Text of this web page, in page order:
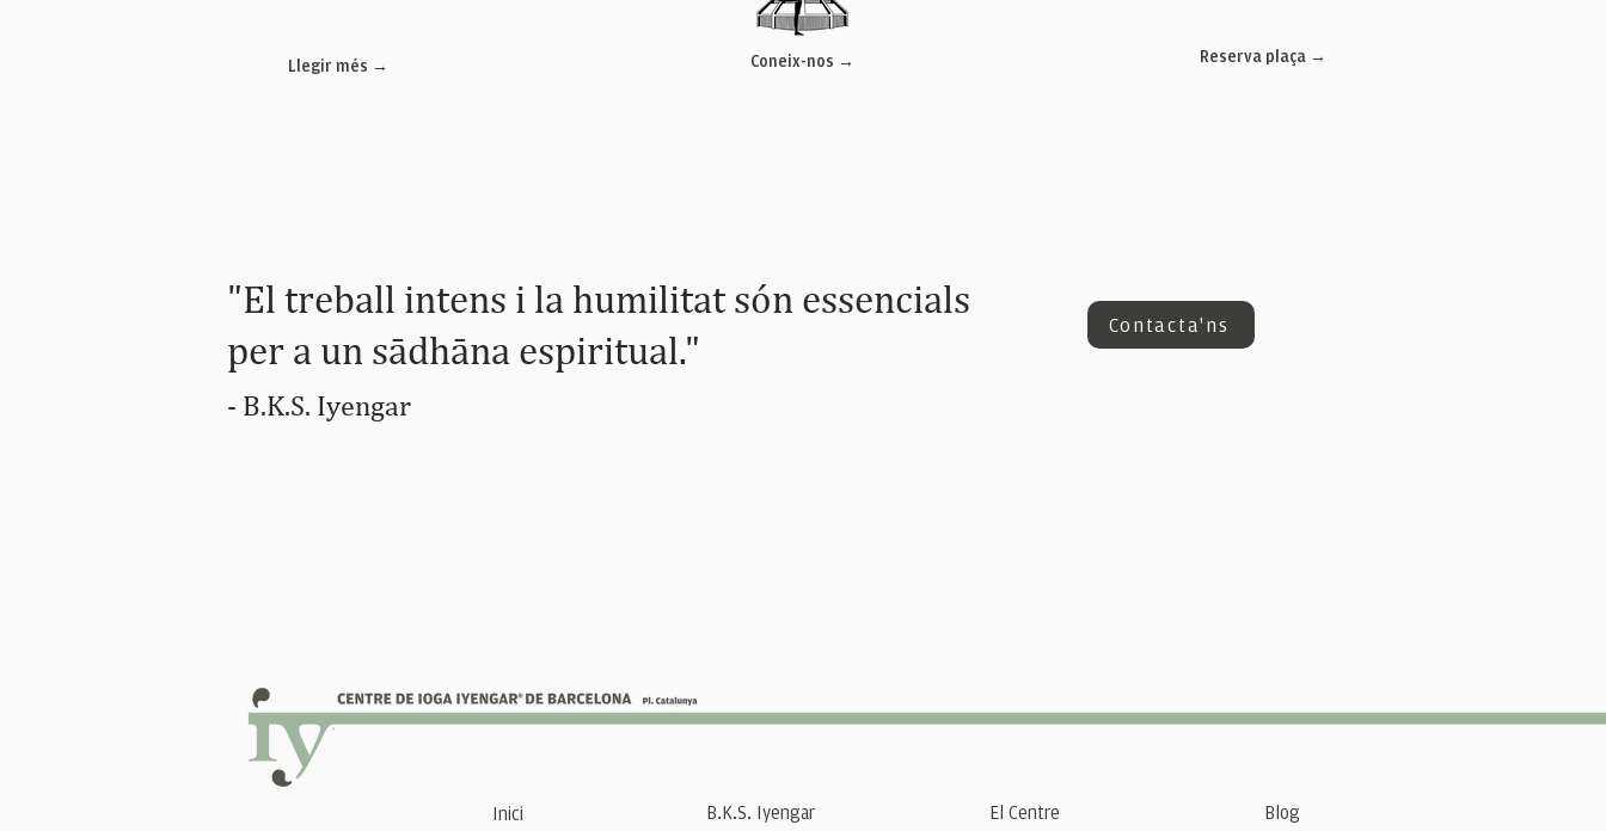
Llegir més → Coneix-nos → Reserva plaça →
"El treball intens i la humilitat són essencials
per a un sādhāna espiritual."
- B.K.S. Iyengar
Contacta'ns
Inici B.K.S. Iyengar El Centre Blog